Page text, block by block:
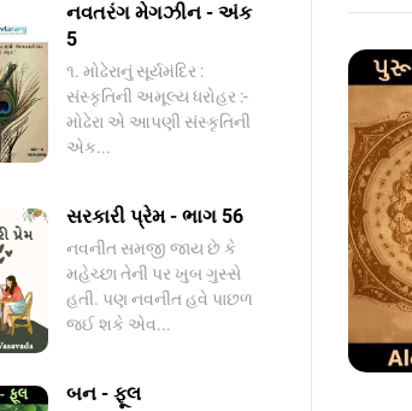
નવતરંગ મેગઝીન - અંક
5
૧. મોઢેરાનું સૂર્યમંદિર :
સંસ્કૃતિની અમૂલ્ય ધરોહર :-​
મોઢેરા એ આપણી સંસ્કૃતિની
એક...
સરકારી પ્રેમ - ભાગ 56
નવનીત સમજી જાય છે કે
મહેચ્છા તેની પર ખુબ ગુસ્સે
હતી. પણ નવનીત હવે પાછળ
જઈ શકે એવ...
બન - ફૂલ